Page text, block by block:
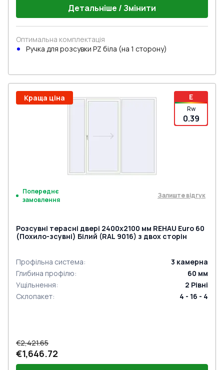
Детальніше / Змінити
Оптимальна комплектація
Ручкa для розсувки PZ біла (на 1 сторону)
E
Rw
0.39
Краща ціна
Попереднє
замовлення
Залиште відгук
Розсувні терасні двері 2400x2100 мм REHAU Euro 60
(Похило-зсувні) Білий (RAL 9016) з двох сторін
Профільна система: 3 камерна
Глибина профілю: 60 мм
Ущільнення: 2 Рівні
Склопакет: 4 - 16 - 4
€2,421.65
€1,646.72